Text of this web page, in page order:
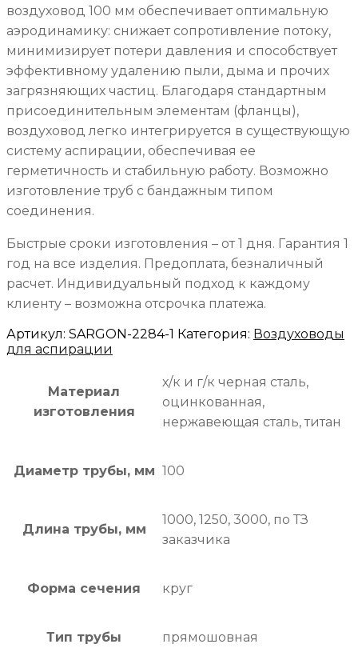
воздуховод 100 мм обеспечивает оптимальную
аэродинамику: снижает сопротивление потоку,
минимизирует потери давления и способствует
эффективному удалению пыли, дыма и прочих
загрязняющих частиц. Благодаря стандартным
присоединительным элементам (фланцы),
воздуховод легко интегрируется в существующую
систему аспирации, обеспечивая ее
герметичность и стабильную работу. Возможно
изготовление труб с бандажным типом
соединения.
Быстрые сроки изготовления – от 1 дня. Гарантия 1
год на все изделия. Предоплата, безналичный
расчет. Индивидуальный подход к каждому
клиенту – возможна отсрочка платежа.
Артикул: SARGON-2284-1 Категория: Воздуховоды
для аспирации
Материал
изготовления
х/к и г/к черная сталь,
оцинкованная,
нержавеющая сталь, титан
Диаметр трубы, мм 100
Длина трубы, мм
1000, 1250, 3000, по ТЗ
заказчика
Форма сечения круг
Тип трубы прямошовная